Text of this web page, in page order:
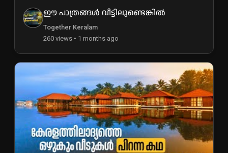
ഈ പാത്രങ്ങൾ വീട്ടിലുണ്ടെങ്കിൽ
Together Keralam
260 views • 1 months ago